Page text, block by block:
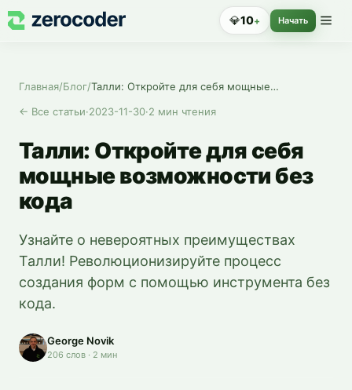
💎10+ Начать
Главная/Блог/
Талли: Откройте для себя мощные возможности без кода
← Все статьи·2023-11-30·2 мин чтения
Талли: Откройте для себя
мощные возможности без
кода
Узнайте о невероятных преимуществах
Талли! Революционизируйте процесс
создания форм с помощью инструмента без
кода.
George Novik
206 слов · 2 мин